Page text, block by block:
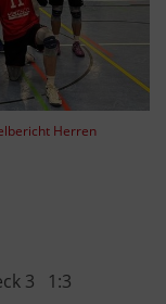
Herren
3 1:3